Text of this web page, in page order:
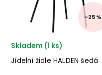
✅ kvalit...
–25 %
Jídelní židle HALDEN šedá
Skladem (1 ks)